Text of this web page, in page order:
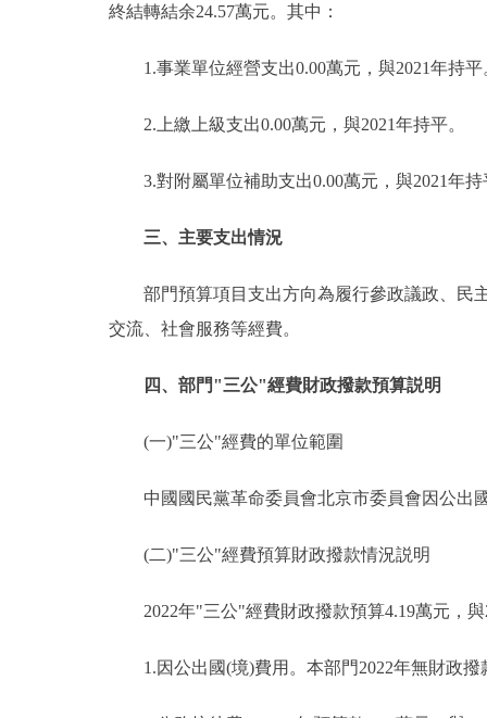
終結轉結余24.57萬元。其中：
1.事業單位經營支出0.00萬元，與2021年持平
2.上繳上級支出0.00萬元，與2021年持平。
3.對附屬單位補助支出0.00萬元，與2021年持
三、主要支出情況
部門預算項目支出方向為履行參政議政、民主
交流、社會服務等經費。
四、部門"三公"經費財政撥款預算説明
(一)"三公"經費的單位範圍
中國國民黨革命委員會北京市委員會因公出國
(二)"三公"經費預算財政撥款情況説明
2022年"三公"經費財政撥款預算4.19萬元，與
1.因公出國(境)費用。本部門2022年無財政撥